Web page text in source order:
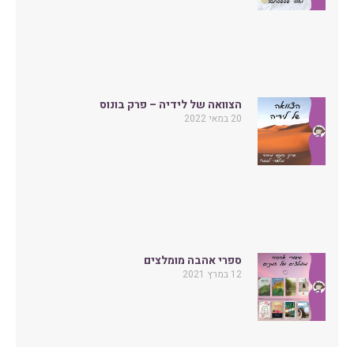
הצוואה של לידיה – פרק בונוס
20 במאי 2022
ספרי אהבה מומלצים
12 במרץ 2021